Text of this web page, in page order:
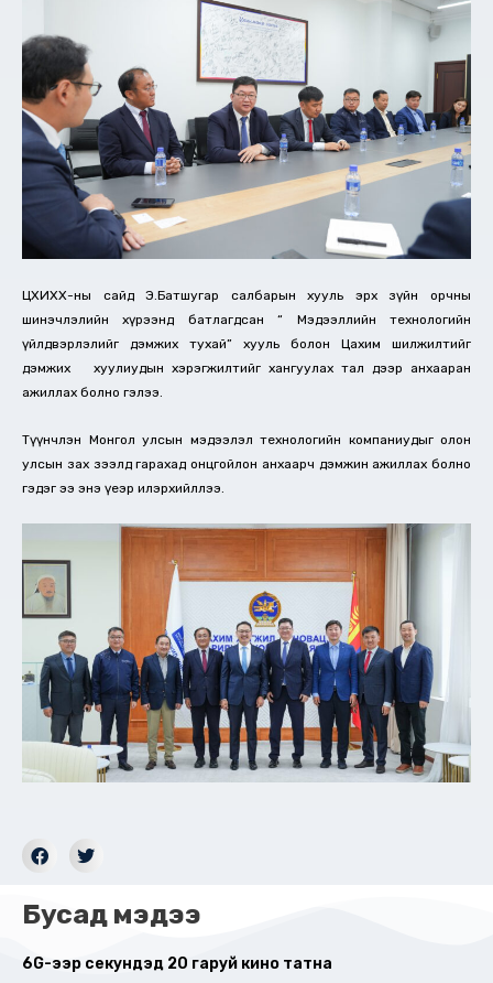
ЦХИХХ-ны сайд Э.Батшугар салбарын хууль эрх зүйн орчны
шинэчлэлийн хүрээнд батлагдсан “ Мэдээллийн технологийн
үйлдвэрлэлийг дэмжих тухай” хууль болон Цахим шилжилтийг
дэмжих хуулиудын хэрэгжилтийг хангуулах тал дээр анхааран
ажиллах болно гэлээ.
Түүнчлэн Монгол улсын мэдээлэл технологийн компаниудыг олон
улсын зах зээлд гарахад онцгойлон анхаарч дэмжин ажиллах болно
гэдэг ээ энэ үеэр илэрхийллээ.
Бусад мэдээ
6G-ээр секундэд 20 гаруй кино татна